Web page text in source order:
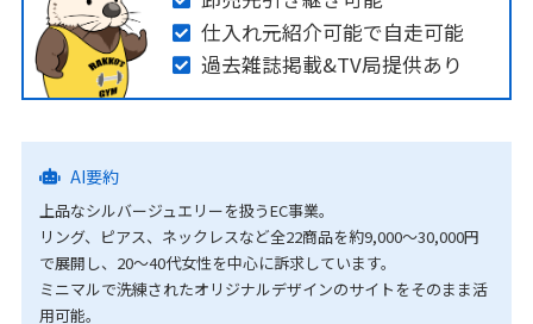
仕入れ元紹介可能で自走可能
過去雑誌掲載&TV局提供あり
AI要約
上品なシルバージュエリーを扱うEC事業。
リング、ピアス、ネックレスなど全22商品を約9,000〜30,000円
で展開し、20〜40代女性を中心に訴求しています。
ミニマルで洗練されたオリジナルデザインのサイトをそのまま活
用可能。